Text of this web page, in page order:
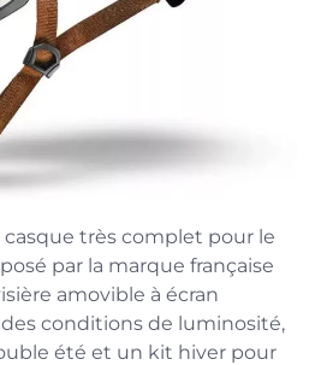
casque très complet pour le
par la marque française
amovible à écran
conditions de luminosité,
été et un kit hiver pour